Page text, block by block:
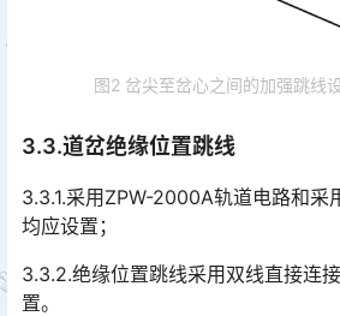
图2 岔尖至岔心之间的加强跳线
3.3.道岔绝缘位置跳线
3.3.1.采用ZPW-2000A轨道电路和
均应设置；
3.3.2.绝缘位置跳线采用双线直接连
置。